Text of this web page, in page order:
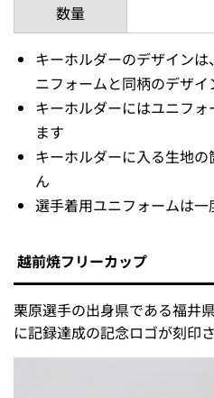
数量
キーホルダーのデザイン
ニフォームと同柄のデザイ
キーホルダーにはユニフ
ます
キーホルダーに入る生地
ん
選手着用ユニフォームは
越前焼フリーカップ
栗原選手の出身県である福井
に記録達成の記念ロゴが刻印